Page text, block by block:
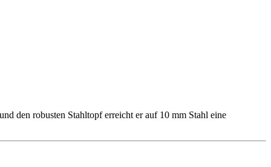
den robusten Stahltopf erreicht er auf 10 mm Stahl eine